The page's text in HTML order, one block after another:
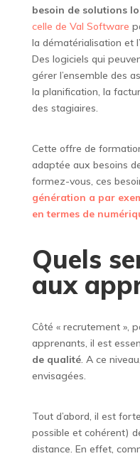
besoin de solutions
celle de Val Software
la dématérialisation et
Des logiciels qui
gérer l’ensemble des
la planification, la
des stagiaires.
Cette offre de
adaptée aux besoins
formez-vous, ces
génération a par
en termes de
Quels
aux
Côté « recrutement »,
apprenants, il est
de qualité. A ce
envisagées.
Tout d’abord, il est
possible et cohérent)
distance. En effet,